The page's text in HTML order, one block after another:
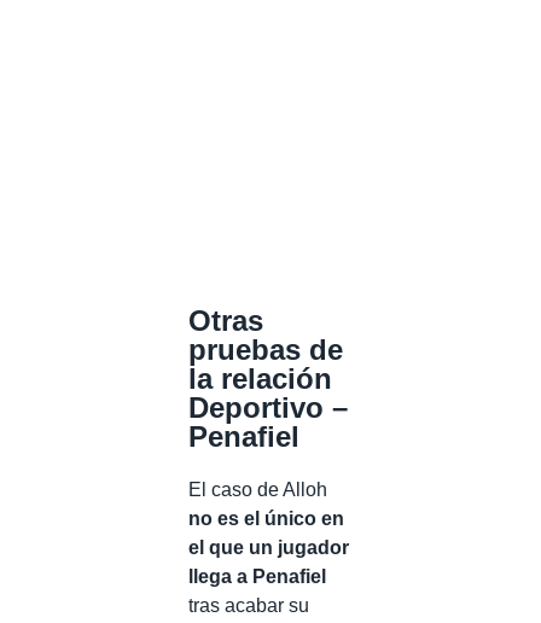
Otras
pruebas de
la relación
Deportivo –
Penafiel
El caso de Alloh
no es el único en
el que un jugador
llega a Penafiel
tras acabar su